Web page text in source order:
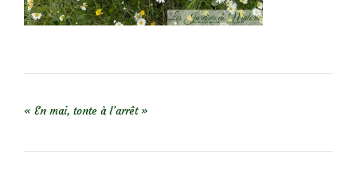
« En mai, tonte à l’arrêt »